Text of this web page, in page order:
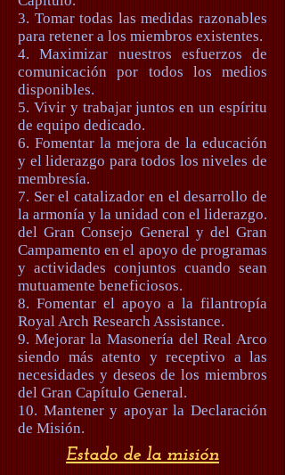
3. Tomar todas las medidas razonables
para retener a los miembros existentes.
4. Maximizar nuestros esfuerzos de
comunicación por todos los medios
disponibles.
5. Vivir y trabajar juntos en un espíritu
de equipo dedicado.
6. Fomentar la mejora de la educación
y el liderazgo para todos los niveles de
membresía.
7. Ser el catalizador en el desarrollo de
la armonía y la unidad con el liderazgo.
del Gran Consejo General y del Gran
Campamento en el apoyo de programas
y actividades conjuntos cuando sean
mutuamente beneficiosos.
8. Fomentar el apoyo a la filantropía
Royal Arch Research Assistance.
9. Mejorar la Masonería del Real Arco
siendo más atento y receptivo a las
necesidades y deseos de los miembros
del Gran Capítulo General.
10. Mantener y apoyar la Declaración
de Misión.
Estado de la misión